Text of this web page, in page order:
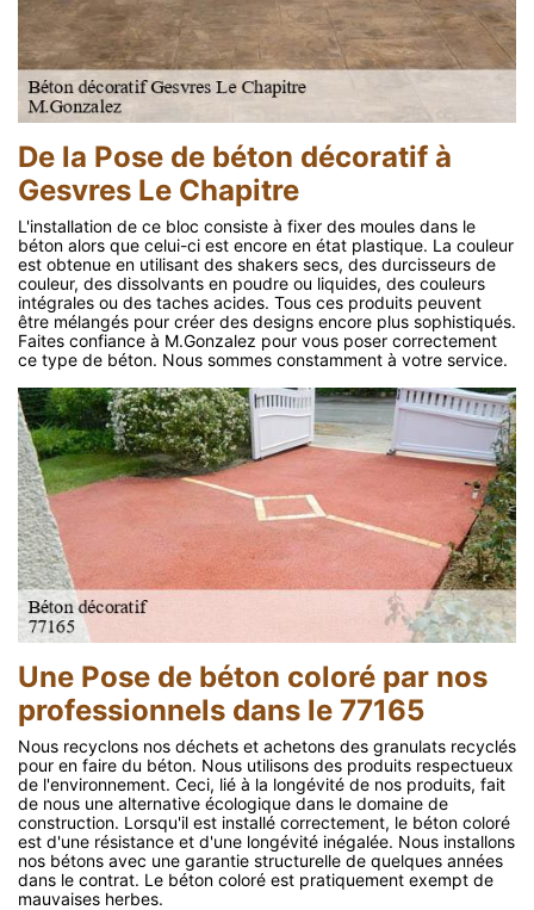
De la Pose de béton décoratif à
Gesvres Le Chapitre
L'installation de ce bloc consiste à fixer des moules dans le
béton alors que celui-ci est encore en état plastique. La couleur
est obtenue en utilisant des shakers secs, des durcisseurs de
couleur, des dissolvants en poudre ou liquides, des couleurs
intégrales ou des taches acides. Tous ces produits peuvent
être mélangés pour créer des designs encore plus sophistiqués.
Faites confiance à M.Gonzalez pour vous poser correctement
ce type de béton. Nous sommes constamment à votre service.
Une Pose de béton coloré par nos
professionnels dans le 77165
Nous recyclons nos déchets et achetons des granulats recyclés
pour en faire du béton. Nous utilisons des produits respectueux
de l'environnement. Ceci, lié à la longévité de nos produits, fait
de nous une alternative écologique dans le domaine de
construction. Lorsqu'il est installé correctement, le béton coloré
est d'une résistance et d'une longévité inégalée. Nous installons
nos bétons avec une garantie structurelle de quelques années
dans le contrat. Le béton coloré est pratiquement exempt de
mauvaises herbes.